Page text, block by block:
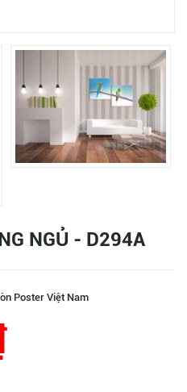
NGỦ - D294A
Poster Việt Nam